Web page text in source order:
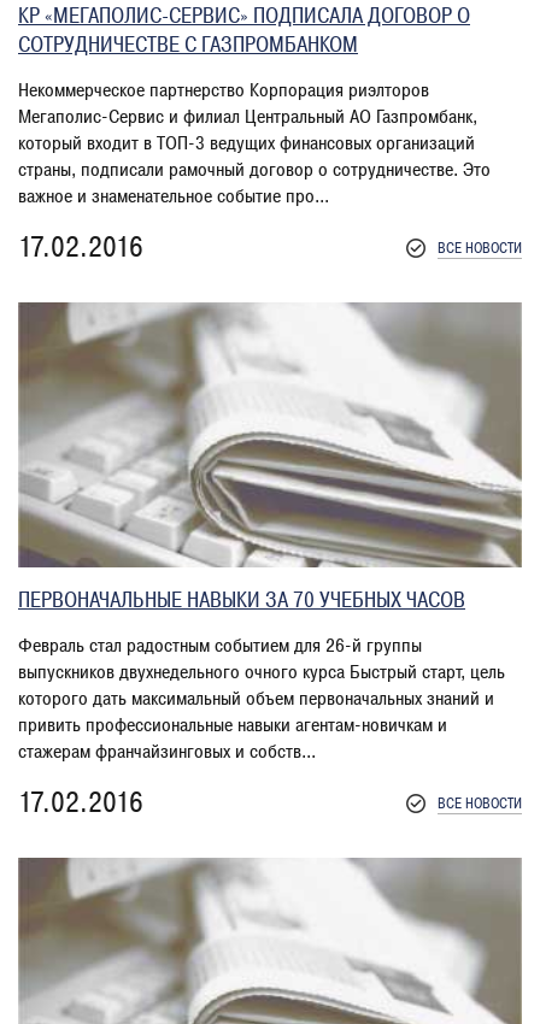
КР «МЕГАПОЛИС-СЕРВИС» ПОДПИСАЛА ДОГОВОР О
СОТРУДНИЧЕСТВЕ С ГАЗПРОМБАНКОМ
Некоммерческое партнерство Корпорация риэлторов
Мегаполис-Сервис и филиал Центральный АО Газпромбанк,
который входит в ТОП-3 ведущих финансовых организаций
страны, подписали рамочный договор о сотрудничестве. Это
важное и знаменательное событие про...
17.02.2016 ВСЕ НОВОСТИ
ПЕРВОНАЧАЛЬНЫЕ НАВЫКИ ЗА 70 УЧЕБНЫХ ЧАСОВ
Февраль стал радостным событием для 26-й группы
выпускников двухнедельного очного курса Быстрый старт, цель
которого дать максимальный объем первоначальных знаний и
привить профессиональные навыки агентам-новичкам и
стажерам франчайзинговых и собств...
17.02.2016 ВСЕ НОВОСТИ